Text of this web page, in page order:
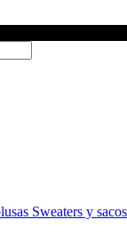
Sweaters y sacos